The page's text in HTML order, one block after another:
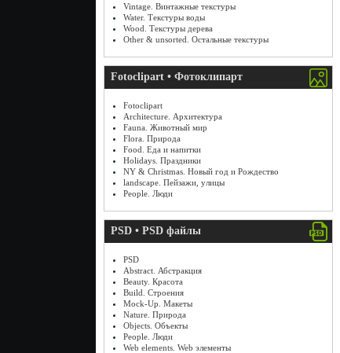
Vintage. Винтажные текстуры
Water. Текстуры воды
Wood. Текстуры дерева
Other & unsorted. Остальные текстуры
Fotoclipart • Фотоклипарт
Fotoclipart
Architecture. Архитектура
Fauna. Животный мир
Flora. Природа
Food. Еда и напитки
Holidays. Праздники
NY & Christmas. Новый год и Рождество
landscape. Пейзажи, улицы
People. Люди
PSD • PSD файлы
PSD
Abstract. Абстракция
Beauty. Красота
Build. Строения
Mock-Up. Макеты
Nature. Природа
Objects. Объекты
People. Люди
Web elements. Web элементы